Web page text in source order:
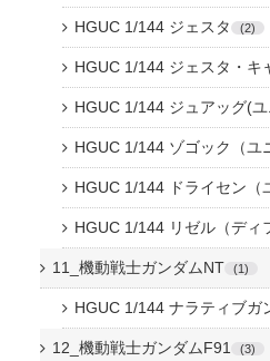
HGUC 1/144 ジェスタ 2
HGUC 1/144 ジェスタ・キ
HGUC 1/144 ジュアッグ(
HGUC 1/144 ゾゴック（ユ
HGUC 1/144 ドライセン（
HGUC 1/144 リゼル（ディ
11_機動戦士ガンダムNT 1
HGUC 1/144 ナラティブガ
12_機動戦士ガンダムF91 3